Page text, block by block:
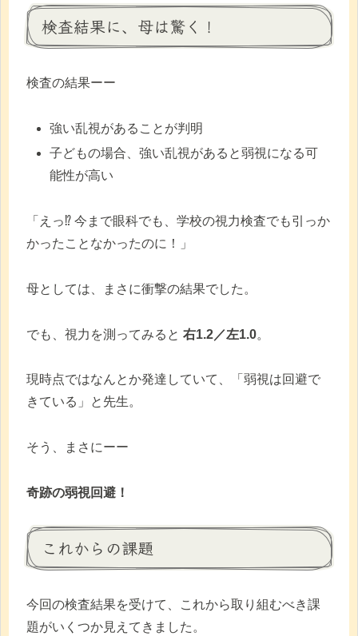
検査結果に、母は驚く！
検査の結果ーー
強い乱視があることが判明
子どもの場合、強い乱視があると弱視になる可
能性が高い
「えっ⁉︎ 今まで眼科でも、学校の視力検査でも引っか
かったことなかったのに！」
母としては、まさに衝撃の結果でした。
でも、視力を測ってみると 右1.2／左1.0。
現時点ではなんとか発達していて、「弱視は回避で
きている」と先生。
そう、まさにーー
奇跡の弱視回避！
これからの課題
今回の検査結果を受けて、これから取り組むべき課
題がいくつか見えてきました。